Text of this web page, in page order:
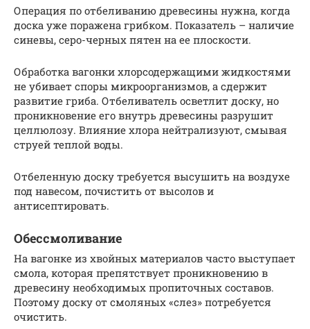
Операция по отбеливанию древесины нужна, когда
доска уже поражена грибком. Показатель – наличие
синевы, серо-черных пятен на ее плоскости.
Обработка вагонки хлорсодержащими жидкостями
не убивает споры микроорганизмов, а сдержит
развитие гриба. Отбеливатель осветлит доску, но
проникновение его внутрь древесины разрушит
целлюлозу. Влияние хлора нейтрализуют, смывая
струей теплой воды.
Отбеленную доску требуется высушить на воздухе
под навесом, почистить от высолов и
антисептировать.
Обессмоливание
На вагонке из хвойных материалов часто выступает
смола, которая препятствует проникновению в
древесину необходимых пропиточных составов.
Поэтому доску от смоляных «слез» потребуется
очистить.